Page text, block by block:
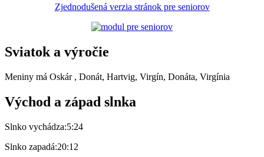
Zjednodušená verzia stránok pre seniorov
Sviatok a výročie
Meniny má Oskár , Donát, Hartvig, Virgín, Donáta, Virgínia
Východ a západ slnka
Slnko vychádza:5:24
Slnko zapadá:20:12